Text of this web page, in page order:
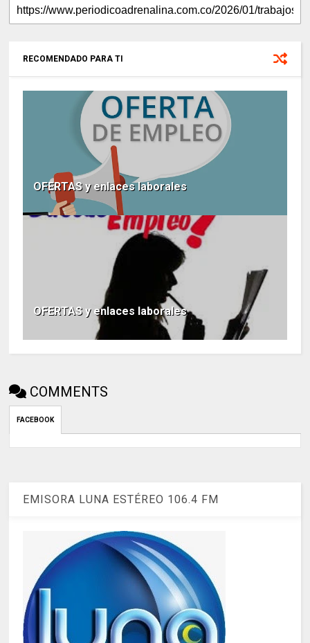
RECOMENDADO PARA TI
OFERTAS y enlaces laborales
OFERTAS y enlaces laborales
COMMENTS
FACEBOOK
EMISORA LUNA ESTÉREO 106.4 FM